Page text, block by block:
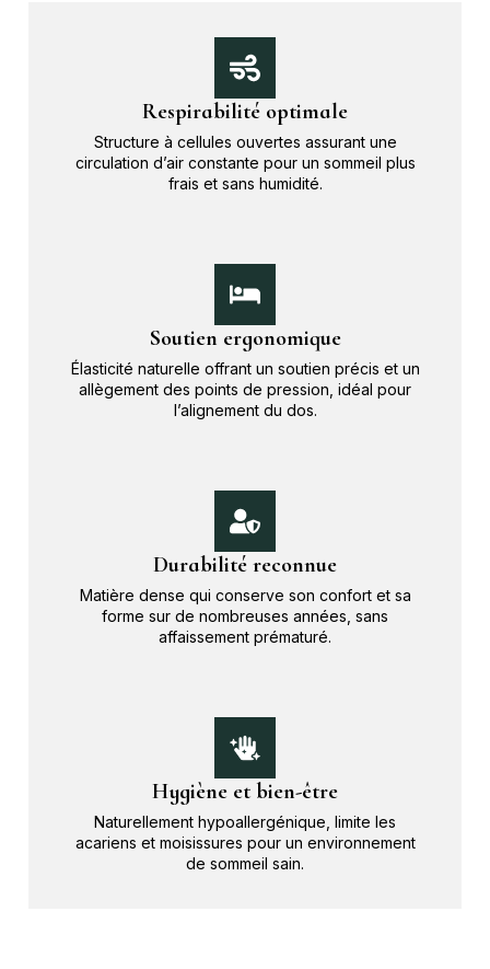
Respirabilité optimale
Structure à cellules ouvertes assurant une
circulation d’air constante pour un sommeil plus
frais et sans humidité.
Soutien ergonomique
Élasticité naturelle offrant un soutien précis et un
allègement des points de pression, idéal pour
l’alignement du dos.
Durabilité reconnue
Matière dense qui conserve son confort et sa
forme sur de nombreuses années, sans
affaissement prématuré.
Hygiène et bien-être
Naturellement hypoallergénique, limite les
acariens et moisissures pour un environnement
de sommeil sain.